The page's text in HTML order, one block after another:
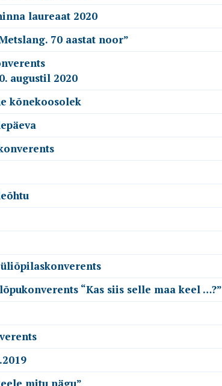
laureaat 2020
70 aastat noor”
augustil 2020
kõnekoosolek
“Kas siis selle maa keel …?”
mitu nägu”